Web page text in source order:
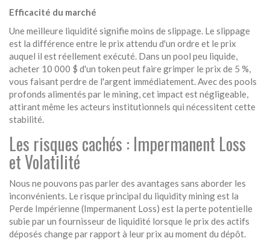
Efficacité du marché
Une meilleure liquidité signifie moins de slippage. Le slippage
est la différence entre le prix attendu d'un ordre et le prix
auquel il est réellement exécuté. Dans un pool peu liquide,
acheter 10 000 $ d'un token peut faire grimper le prix de 5 %,
vous faisant perdre de l'argent immédiatement. Avec des pools
profonds alimentés par le mining, cet impact est négligeable,
attirant même les acteurs institutionnels qui nécessitent cette
stabilité.
Les risques cachés : Impermanent Loss
et Volatilité
Nous ne pouvons pas parler des avantages sans aborder les
inconvénients. Le risque principal du liquidity mining est la
Perde Impérienne (Impermanent Loss) est la perte potentielle
subie par un fournisseur de liquidité lorsque le prix des actifs
déposés change par rapport à leur prix au moment du dépôt.